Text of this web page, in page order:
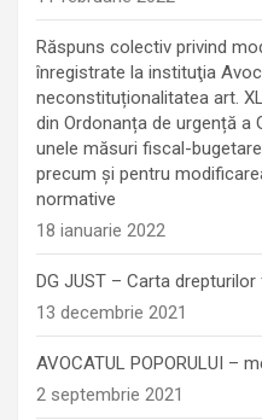
Răspuns colectiv privind
înregistrate la instituţia
neconstituționalitatea art.
din Ordonanța de urgență a
unele măsuri fiscal-
precum şi pentru
normative
18 ianuarie 2022
DG JUST – Carta
13 decembrie 2021
AVOCATUL POPORULUI –
2 septembrie 2021